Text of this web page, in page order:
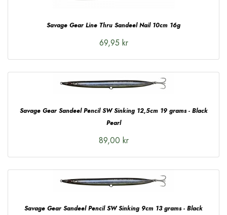
Savage Gear Line Thru Sandeel Nail 10cm 16g
69,95 kr
Savage Gear Sandeel Pencil SW Sinking 12,5cm 19 grams - Black
Pearl
89,00 kr
Savage Gear Sandeel Pencil SW Sinking 9cm 13 grams - Black